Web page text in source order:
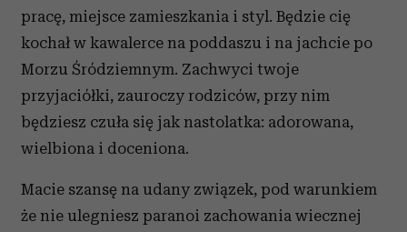
pracę, miejsce zamieszkania i styl. Będzie cię
kochał w kawalerce na poddaszu i na jachcie po
Morzu Śródziemnym. Zachwyci twoje
przyjaciółki, zauroczy rodziców, przy nim
będziesz czuła się jak nastolatka: adorowana,
wielbiona i doceniona.
Macie szansę na udany związek, pod warunkiem
że nie ulegniesz paranoi zachowania wiecznej